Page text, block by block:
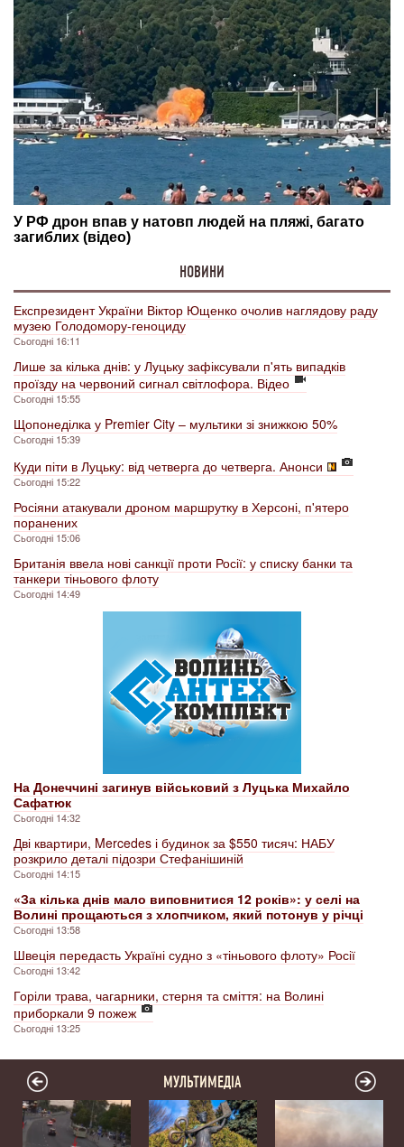
НОВИНИ
Експрезидент України Віктор Ющенко очолив наглядову раду
музею Голодомору-геноциду
Сьогодні 16:11
Лише за кілька днів: у Луцьку зафіксували п'ять випадків
проїзду на червоний сигнал світлофора. Відео
Сьогодні 15:55
Щопонеділка у Premier City – мультики зі знижкою 50%
Сьогодні 15:39
Куди піти в Луцьку: від четверга до четверга. Анонси
Сьогодні 15:22
Росіяни атакували дроном маршрутку в Херсоні, п'ятеро
поранених
Сьогодні 15:06
Британія ввела нові санкції проти Росії: у списку банки та
танкери тіньового флоту
Сьогодні 14:49
На Донеччині загинув військовий з Луцька Михайло
Сафатюк
Сьогодні 14:32
Дві квартири, Mercedes і будинок за $550 тисяч: НАБУ
розкрило деталі підозри Стефанішиній
Сьогодні 14:15
«За кілька днів мало виповнитися 12 років»: у селі на
Волині прощаються з хлопчиком, який потонув у річці
Сьогодні 13:58
Швеція передасть Україні судно з «тіньового флоту» Росії
Сьогодні 13:42
Горіли трава, чагарники, стерня та сміття: на Волині
приборкали 9 пожеж
Сьогодні 13:25
МУЛЬТИМЕДІА